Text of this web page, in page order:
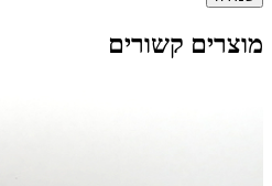
מוצרים קשורים